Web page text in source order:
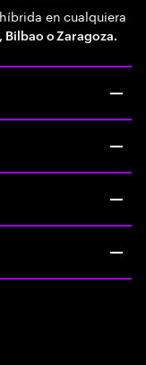
en cualquiera
Bilbao o Zaragoza.